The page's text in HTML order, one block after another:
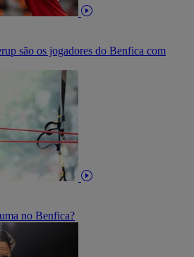
são os jogadores do Benfica com
no Benfica?